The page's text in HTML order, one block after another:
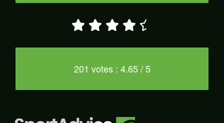
201 votes : 4.65 / 5